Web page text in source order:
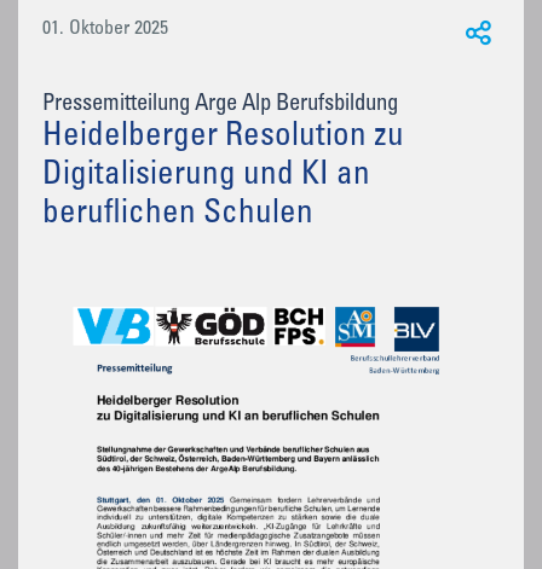
01. Oktober 2025
Pressemitteilung Arge Alp Berufsbildung
Heidelberger Resolution zu
Digitalisierung und KI an
beruflichen Schulen